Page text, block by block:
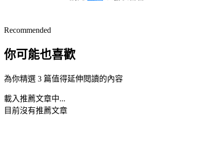
Recommended
你可能也喜歡
為你精選 3 篇值得延伸閱讀的內容
載入推薦文章中...
目前沒有推薦文章